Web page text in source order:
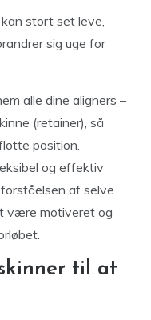
stort set leve,
sig uge for
alle dine aligners –
(retainer), så
position.
og effektiv
af selve
være motiveret og
til at